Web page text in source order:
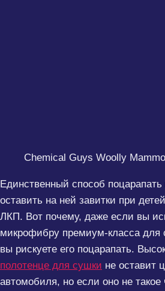
Chemical Guys Woolly
Единственный способ
оставить на ней завитки при
ЛКП. Вот почему, даже если вы
микрофибру премиум-класса для
вы рискуете его поцарапать.
полотенце для сушки не оставит
автомобиля, но если оно не такое